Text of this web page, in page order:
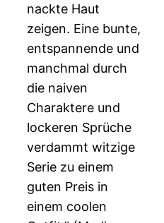
nackte Haut
zeigen. Eine bunte,
entspannende und
manchmal durch
die naiven
Charaktere und
lockeren Sprüche
verdammt witzige
Serie zu einem
guten Preis in
einem coolen